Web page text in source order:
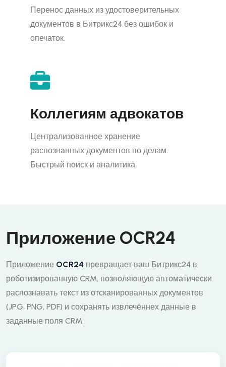
Перенос данных из удостоверительных
документов в Битрикс24 без ошибок и
опечаток.
Коллегиям адвокатов
Централизованное хранение
распознанных документов по делам.
Быстрый поиск и аналитика.
Приложение OCR24
Приложение OCR24 превращает ваш Битрикс24 в
роботизированную CRM, позволяющую автоматически
распознавать текст из отсканированных документов
(JPG, PNG, PDF) и сохранять извлечённех данные в
заданные поля CRM.